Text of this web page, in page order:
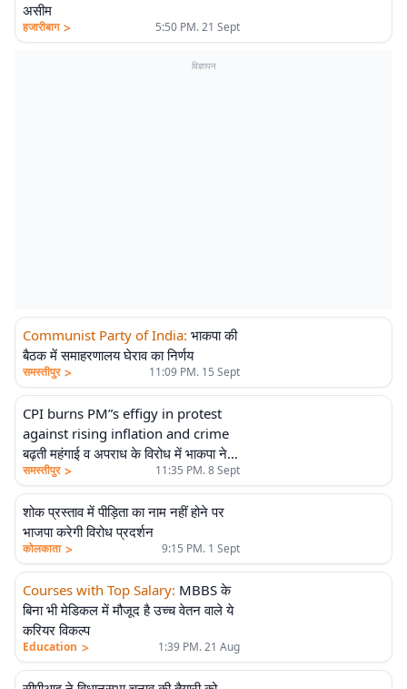
असीम
हजारीबाग > 5:50 PM. 21 Sept
विज्ञापन
Communist Party of India: भाकपा की
बैठक में समाहरणालय घेराव का निर्णय
समस्तीपुर > 11:09 PM. 15 Sept
CPI burns PM”s effigy in protest
against rising inflation and crime
बढ़ती महंगाई व अपराध के विरोध में भाकपा ने
पीएम का पुतला फूंका
समस्तीपुर > 11:35 PM. 8 Sept
शोक प्रस्ताव में पीड़िता का नाम नहीं होने पर
भाजपा करेगी विरोध प्रदर्शन
कोलकाता > 9:15 PM. 1 Sept
Courses with Top Salary: MBBS के
बिना भी मेडिकल में मौजूद है उच्च वेतन वाले ये
करियर विकल्प
Education > 1:39 PM. 21 Aug